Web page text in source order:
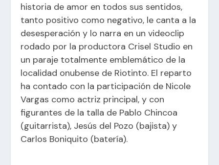
historia de amor en todos sus sentidos,
tanto positivo como negativo, le canta a la
desesperación y lo narra en un videoclip
rodado por la productora Crisel Studio en
un paraje totalmente emblemático de la
localidad onubense de Riotinto. El reparto
ha contado con la participación de Nicole
Vargas como actriz principal, y con
figurantes de la talla de Pablo Chincoa
(guitarrista), Jesús del Pozo (bajista) y
Carlos Boniquito (batería).